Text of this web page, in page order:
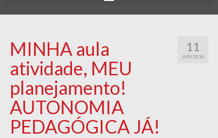
11
JUN 2016
MINHA aula
atividade, MEU
planejamento!
AUTONOMIA
PEDAGÓGICA JÁ!